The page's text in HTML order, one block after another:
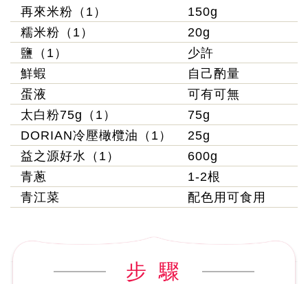
再來米粉（1）
150g
糯米粉（1）
20g
鹽（1）
少許
鮮蝦
自己酌量
蛋液
可有可無
太白粉75g（1）
75g
DORIAN冷壓橄欖油（1）
25g
益之源好水（1）
600g
青蔥
1-2根
青江菜
配色用可食用
步 驟